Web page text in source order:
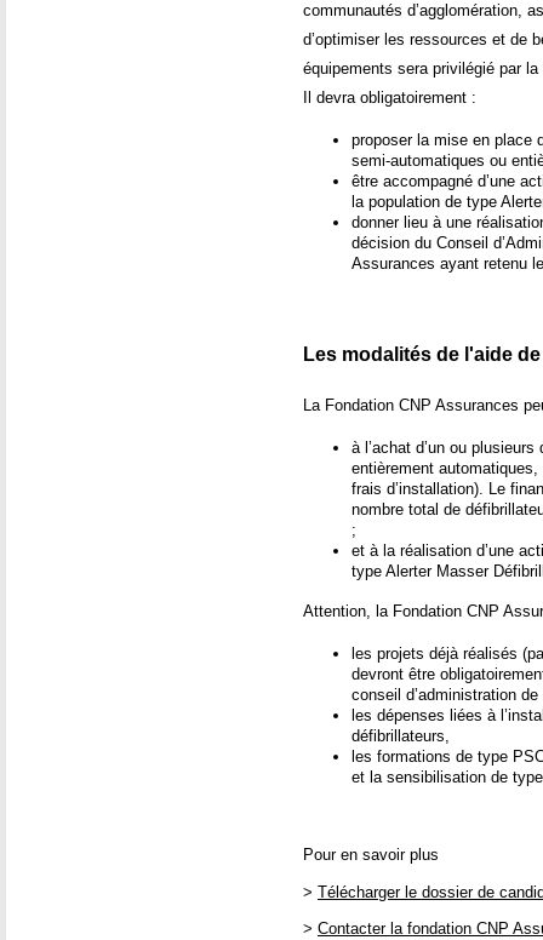
communautés d’agglomération,
d’optimiser les ressources et de
équipements sera privilégié par la
Il devra obligatoirement :
proposer la mise en place
semi-automatiques ou
être accompagné d’une
la population de type
donner lieu à une
décision du Conseil
Assurances ayant retenu
Les modalités de l'aide
La Fondation CNP Assurances
à l’achat d’un ou
entièrement
frais d’installation). Le
nombre total de
;
et à la réalisation d’une
type Alerter Masser
Attention, la Fondation CNP
les projets déjà réalisés
devront être
conseil d’administration
les dépenses liées à
défibrillateurs,
les formations de type
et la sensibilisation de
Pour en savoir plus
> Télécharger le dossier de
> Contacter la fondation CNP